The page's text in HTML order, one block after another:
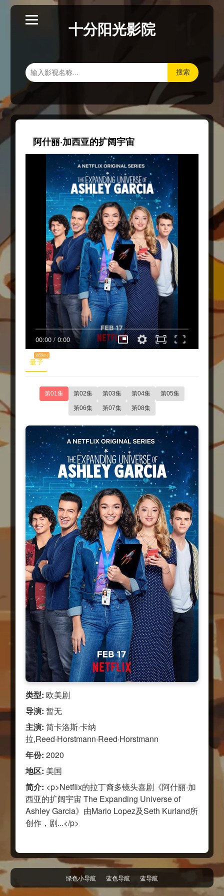
十分阳光影院
搜索
阿什丽·加西亚的扩阔宇宙
00:00/ 0:00
量子
1959ms
第01集 第02集 第03集 第04集 第05集
第06集 第07集 第08集
类型: 欧美剧
导演: 暂无
主演: 简卡洛斯·卡纳
拉,Reed·Horstmann·Reed·Horstmann
年份: 2020
地区: 美国
简介: <p>Netflix的拉丁裔多镜头喜剧《阿什丽·加
西亚的扩阔宇宙 The Expanding Universe of
Ashley Garcia》由Mario Lopez及Seth Kurland所
创作，剧...</p>
绿色小导航 蓝色导航 蓝导航